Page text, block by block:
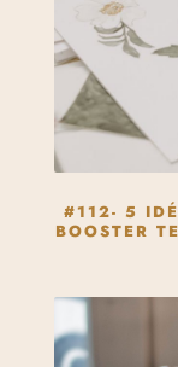
#112- 5
BOOSTER